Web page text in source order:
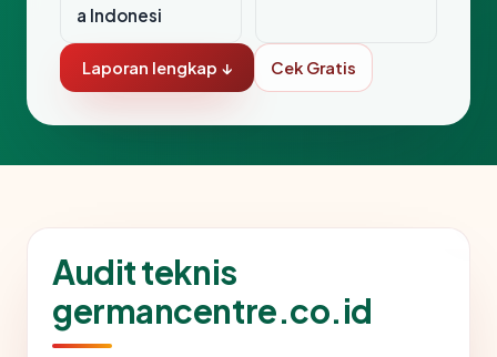
a Indonesi
Laporan lengkap ↓ Cek Gratis
Audit teknis
germancentre.co.id